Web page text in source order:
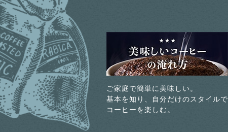
ご家庭で簡単に美味しい。
基本を知り、自分だけのスタイルで
コーヒーを楽しむ。